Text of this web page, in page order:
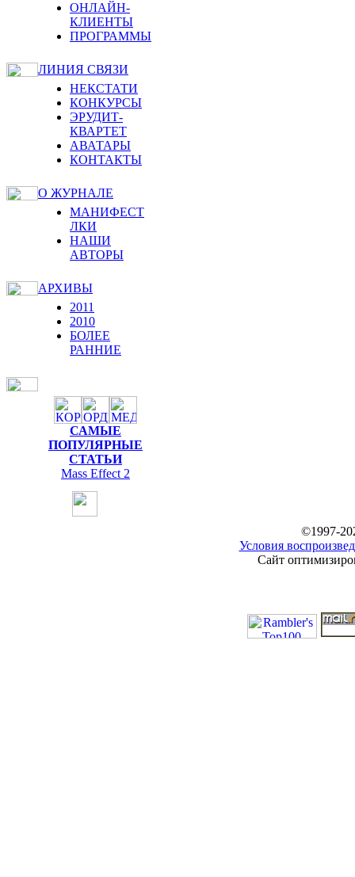
ОНЛАЙН-
КЛИЕНТЫ
ПРОГРАММЫ
ЛИНИЯ СВЯЗИ
НЕКСТАТИ
КОНКУРСЫ
ЭРУДИТ-
КВАРТЕТ
АВАТАРЫ
КОНТАКТЫ
О ЖУРНАЛЕ
МАНИФЕСТ
ЛКИ
НАШИ
АВТОРЫ
АРХИВЫ
2011
2010
БОЛЕЕ
РАННИЕ
САМЫЕ
ПОПУЛЯРНЫЕ
СТАТЬИ
Mass Effect 2
©1997-
Условия
Сайт